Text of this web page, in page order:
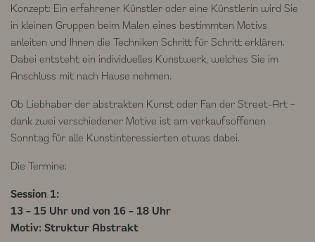
Konzept: Ein erfahrener Künstler oder eine Künstlerin wird Sie
in kleinen Gruppen beim Malen eines bestimmten Motivs
anleiten und Ihnen die Techniken Schritt für Schritt erklären.
Dabei entsteht ein individuelles Kunstwerk, welches Sie im
Anschluss mit nach Hause nehmen.
Ob Liebhaber der abstrakten Kunst oder Fan der Street-Art –
dank zwei verschiedener Motive ist am verkaufsoffenen
Sonntag für alle Kunstinteressierten etwas dabei.
Die Termine:
Session 1:
13 – 15 Uhr und von 16 – 18 Uhr
Motiv: Struktur Abstrakt